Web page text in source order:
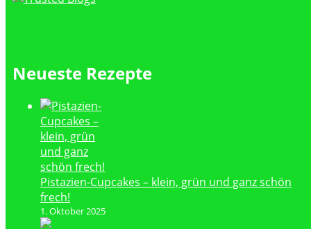
Neueste Rezepte
Pistazien-Cupcakes – klein, grün und ganz schön
frech!
1. Oktober 2025